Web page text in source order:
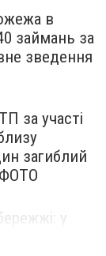
в
займань за
зведення
за участі
загиблий
ФОТО
у